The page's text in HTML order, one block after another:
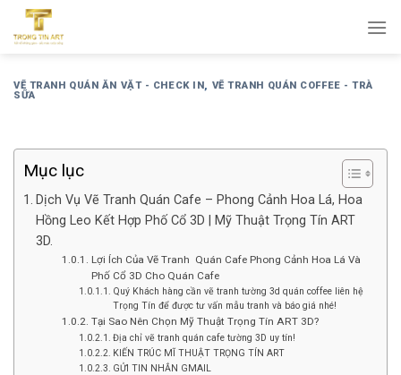
qua
dungVẼ TRANH QUÁN ĂN VẶT - CHECK IN, VẼ TRANH QUÁN COFFEE - TRÀ
SỮA
Mục lục
Dịch Vụ Vẽ Tranh Quán Cafe – Phong Cảnh Hoa Lá, Hoa
Hồng Leo Kết Hợp Phố Cổ 3D | Mỹ Thuật Trọng Tín ART
3D.
Lợi Ích Của Vẽ Tranh Quán Cafe Phong Cảnh Hoa Lá Và
Phố Cổ 3D Cho Quán Cafe
Quý Khách hàng cần vẽ tranh tường 3d quán coffee liên hệ
Trọng Tín để được tư vấn mẫu tranh và báo giá nhé!
Tại Sao Nên Chọn Mỹ Thuật Trọng Tín ART 3D?
Địa chỉ vẽ tranh quán cafe tường 3D uy tín!
KIẾN TRÚC MĨ THUẬT TRỌNG TÍN ART
GỬI TIN NHẮN GMAIL